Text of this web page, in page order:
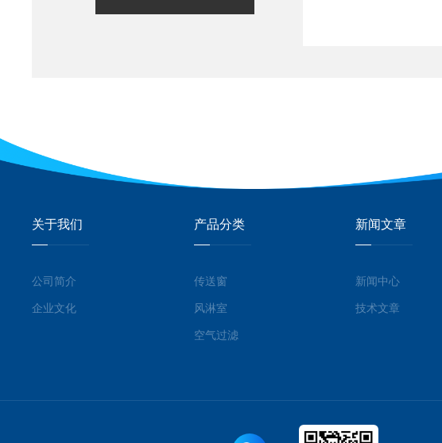
关于我们
公司简介
企业文化
产品分类
传送窗
风淋室
空气过滤
新闻文章
新闻中心
技术文章